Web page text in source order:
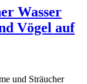
Wasser
Vögel auf
und Sträucher